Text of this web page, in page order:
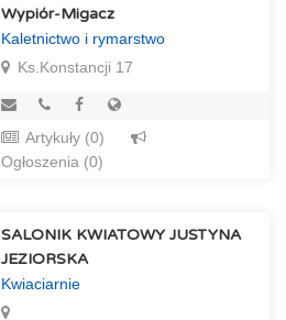
Wypiór-Migacz
Kaletnictwo i rymarstwo
Ks.Konstancji 17
Artykuły (0)
Ogłoszenia (0)
SALONIK KWIATOWY JUSTYNA
JEZIORSKA
Kwiaciarnie